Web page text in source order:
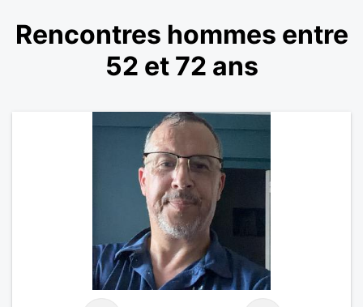
Rencontres hommes entre
52 et 72 ans